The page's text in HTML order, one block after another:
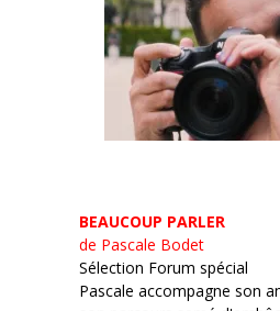
BEAUCOUP PARLER
de Pascale Bodet
Sélection Forum spécial
Pascale accompagne son